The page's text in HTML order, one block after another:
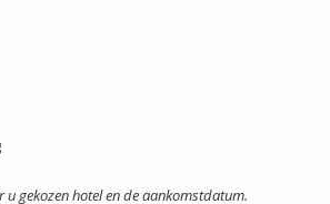
gekozen hotel en de aankomstdatum.